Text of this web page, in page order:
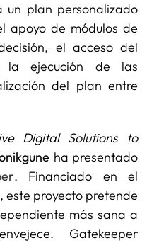
un plan personalizado
apoyo de módulos de
el acceso del
ejecución de las
del plan entre
Digital Solutions to
ha presentado
. Financiado en el
este proyecto pretende
más sana a
Gatekeeper